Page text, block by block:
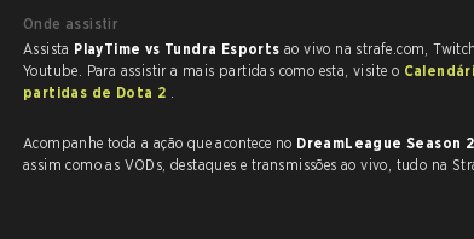
Onde assistir
Assista PlayTime vs Tundra Esports ao vivo na strafe.com,
Youtube. Para assistir a mais partidas como esta, visite o
partidas de Dota 2 .
Acompanhe toda a ação que acontece no DreamLeague Season
assim como as VODs, destaques e transmissões ao vivo, tudo na